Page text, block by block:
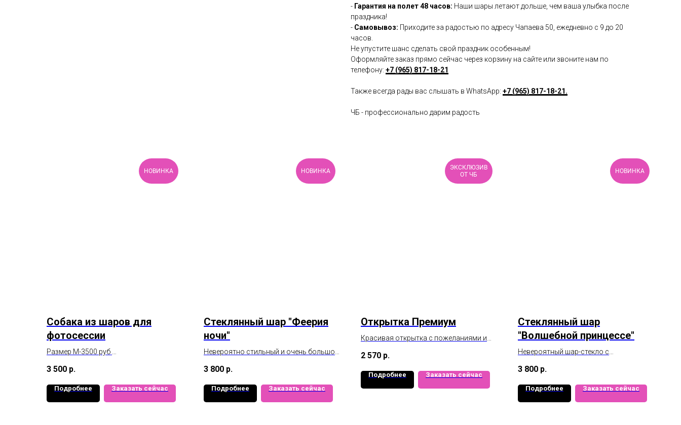
- Гарантия на полет 48 часов: Наши шары летают дольше, чем ваша улыбка после
праздника!
- Самовывоз: Приходите за радостью по адресу Чапаева 50, ежедневно с 9 до 20
часов.
Не упустите шанс сделать свой праздник особенным!
Оформляйте заказ прямо сейчас через корзину на сайте или звоните нам по
телефону: +7 (965) 817-18-21
Также всегда рады вас слышать в WhatsApp: +7 (965) 817-18-21.
ЧБ - профессионально дарим радость
НОВИНКА
Собака из шаров для
фотосессии
Размер М-3500 руб
3 500 р.
Подробнее Заказать сейчас
НОВИНКА
Стеклянный шар "Феерия
ночи"
Невероятно стильный и очень большой
3 800 р.
Подробнее Заказать сейчас
ЭКСКЛЮЗИВ
ОТ ЧБ
Открытка Премиум
Красивая открытка с пожеланиями и
Размер открытки 50см х 70см
2 570 р.
Подробнее Заказать сейчас
НОВИНКА
Стеклянный шар
"Волшебной принцессе"
Невероятный шар-стекло с
вашей маленькой принцессы.
3 800 р.
Подробнее Заказать сейчас